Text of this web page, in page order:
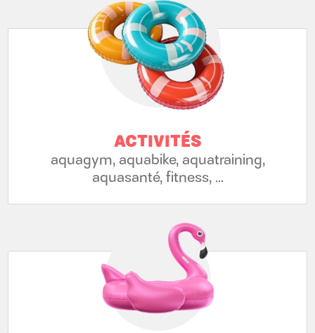
ACTIVITÉS
aquagym, aquabike, aquatraining,
aquasanté, fitness, ...